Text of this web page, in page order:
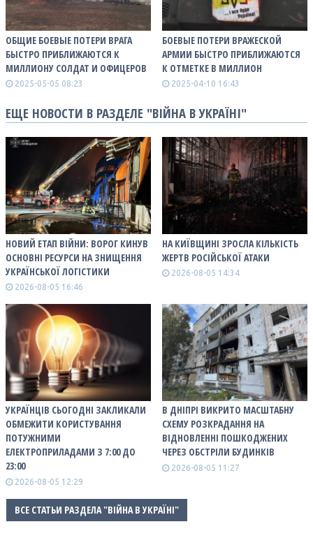
ОБЩИЕ БОЕВЫЕ ПОТЕРИ ВРАГА
БЫСТРО ПРИБЛИЖАЮТСЯ К
МИЛЛИОНУ СОЛДАТ И ОФИЦЕРОВ
2025-05-05 08:23
БОЕВЫЕ ПОТЕРИ ВРАЖЕСКОЙ
АРМИИ БЫСТРО ПРИБЛИЖАЮТСЯ
К ОТМЕТКЕ В МИЛЛИОН
2025-04-10 16:43
ЕЩЕ НОВОСТИ В РАЗДЕЛЕ "ВІЙНА В УКРАЇНІ"
НОВИЙ ЕТАП ВІЙНИ: ВОРОГ КИНУВ
ОСНОВНІ РЕСУРСИ НА ЗНИЩЕННЯ
УКРАЇНСЬКОЇ ЛОГІСТИКИ
2026-08-05 16:46
НА КИЇВЩИНІ ЗРОСЛА КІЛЬКІСТЬ
ЖЕРТВ РОСІЙСЬКОЇ АТАКИ
2026-08-05 14:34
УКРАЇНЦІВ СЬОГОДНІ ЗАКЛИКАЛИ
ОБМЕЖИТИ КОРИСТУВАННЯ
ПОТУЖНИМИ
ЕЛЕКТРОПРИЛАДАМИ З 7:00 ДО
23:00
2026-08-05 12:29
В ДНІПРІ ВИКРИТО МАСШТАБНУ
СХЕМУ РОЗКРАДАННЯ НА
ВІДНОВЛЕННІ ПОШКОДЖЕНИХ
ЧЕРЕЗ ОБСТРІЛИ БУДИНКІВ
2026-08-05 11:27
ВСЕ СТАТЬИ РАЗДЕЛА "ВІЙНА В УКРАЇНІ"